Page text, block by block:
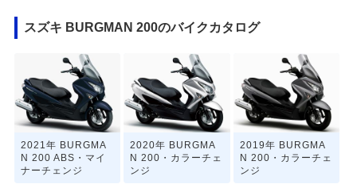
スズキ BURGMAN 200のバイクカタログ
2021年 BURGMA
N 200 ABS・マイ
ナーチェンジ
2020年 BURGMA
N 200・カラーチェ
ンジ
2019年 BURGMA
N 200・カラーチェ
ンジ